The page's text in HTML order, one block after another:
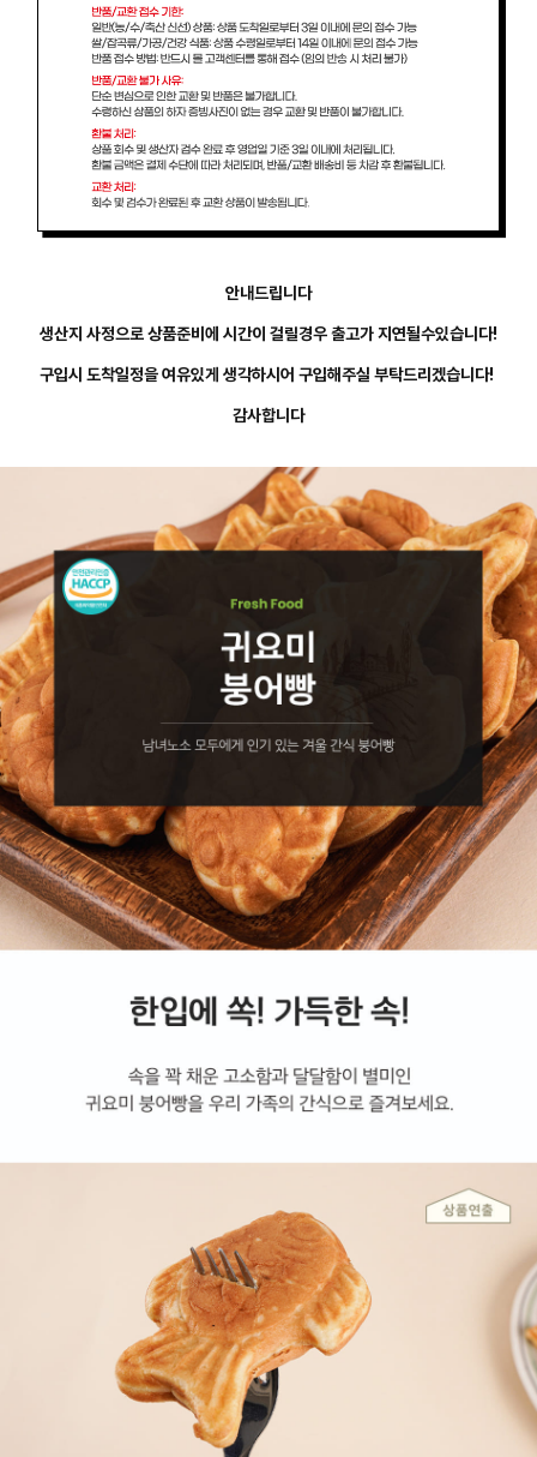
안내드립니다
생산지 사정으로 상품준비에 시간이 걸릴경우 출고가 지연될수있습니다!
구입시 도착일정을 여유있게 생각하시어 구입해주실 부탁드리겠습니다!
감사합니다